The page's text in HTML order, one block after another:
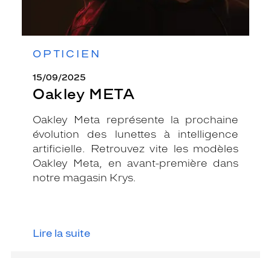
OPTICIEN
15/09/2025
Oakley META
Oakley Meta représente la prochaine
évolution des lunettes à intelligence
artificielle. Retrouvez vite les modèles
Oakley Meta, en avant-première dans
notre magasin Krys.
Lire la suite